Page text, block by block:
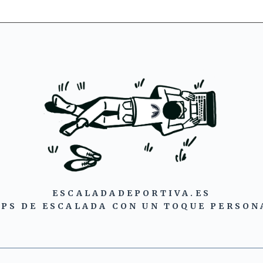
ESCALADADEPORTIVA.ES
DE ESCALADA CON UN TOQUE